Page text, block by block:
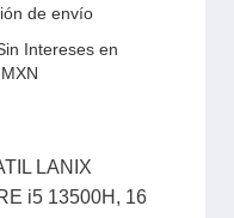
de envío
Intereses en
LANIX
i5 13500H, 16